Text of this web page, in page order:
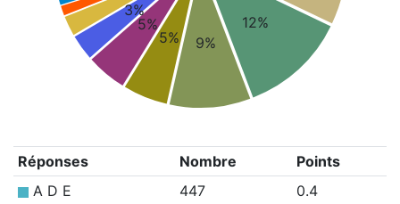
12%
9%
5%
5%
3%
Réponses Nombre
Points
A D E
447
0.4